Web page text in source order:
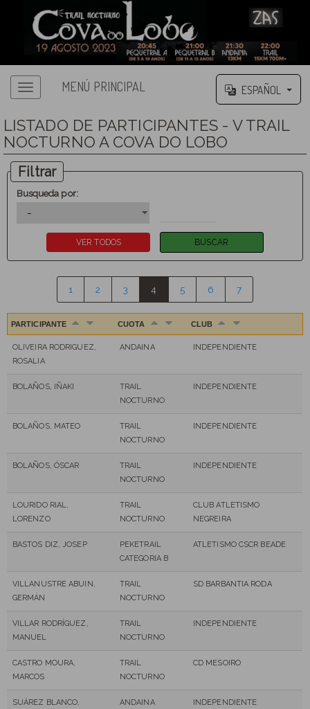
MENÚ PRINCIPAL ESPAÑOL
LISTADO DE PARTICIPANTES - V TRAIL
NOCTURNO A COVA DO LOBO
Filtrar
Busqueda por:
1 2 3 4 5 6 7
PARTICIPANTE CUOTA CLUB
OLIVEIRA RODRIGUEZ,
ROSALIA
ANDAINA INDEPENDIENTE
BOLAÑOS, IÑAKI
TRAIL
NOCTURNO
INDEPENDIENTE
BOLAÑOS, MATEO
TRAIL
NOCTURNO
INDEPENDIENTE
BOLAÑOS, ÓSCAR
TRAIL
NOCTURNO
INDEPENDIENTE
LOURIDO RIAL,
LORENZO
TRAIL
NOCTURNO
CLUB ATLETISMO
NEGREIRA
BASTOS DIZ, JOSEP
PEKETRAIL
CATEGORIA B
ATLETISMO CSCR BEADE
VILLANUSTRE ABUIN,
GERMÁN
TRAIL
NOCTURNO
SD BARBANTIA RODA
VILLAR RODRÍGUEZ,
MANUEL
TRAIL
NOCTURNO
INDEPENDIENTE
CASTRO MOURA,
MARCOS
TRAIL
NOCTURNO
CD MESOIRO
SUÁREZ BLANCO,
ANDAINA INDEPENDIENTE